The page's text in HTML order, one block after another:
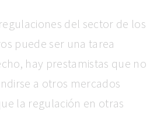
del sector de los
puede ser una tarea
hay prestamistas que no
a otros mercados
la regulación en otras